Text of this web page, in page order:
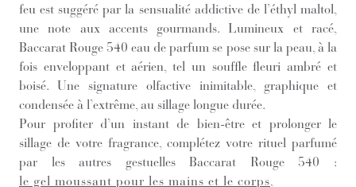
feu est suggéré par la sensualité addictive de l’éthyl maltol,
une note aux accents gourmands. Lumineux et racé,
Baccarat Rouge 540 eau de parfum se pose sur la peau, à la
fois enveloppant et aérien, tel un souffle fleuri ambré et
boisé. Une signature olfactive inimitable, graphique et
condensée à l’extrême, au sillage longue durée.
Pour profiter d’un instant de bien-être et prolonger le
sillage de votre fragrance, complétez votre rituel parfumé
par les autres gestuelles Baccarat Rouge 540 :
le gel moussant pour les mains et le corps